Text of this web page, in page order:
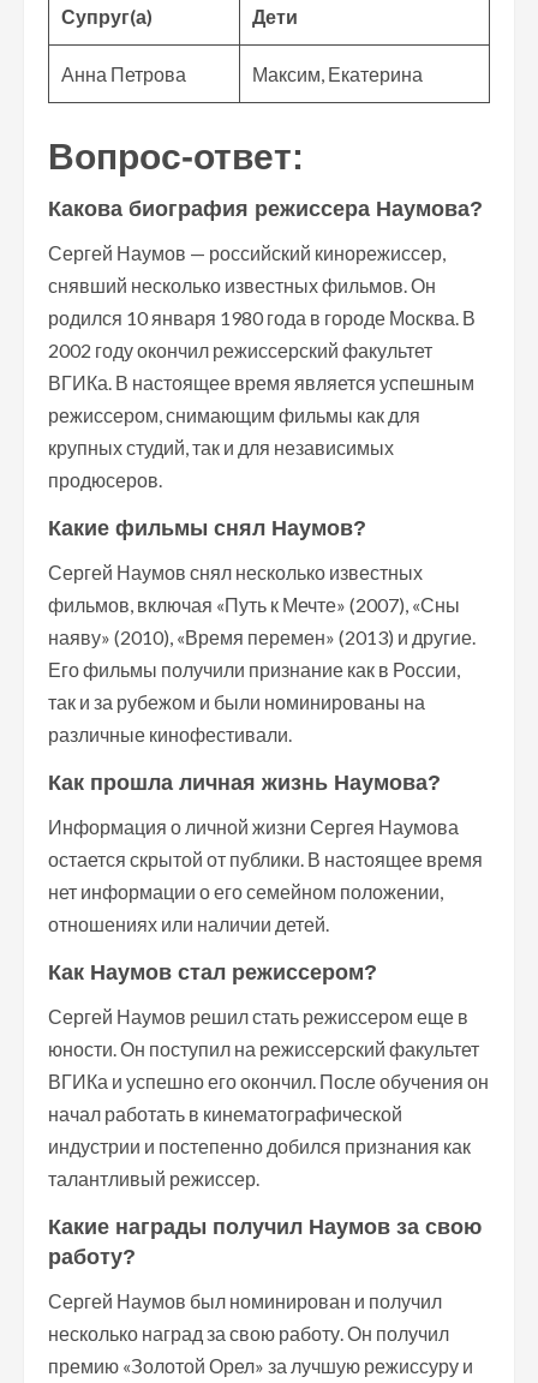
Супруг(а) Дети
Анна Петрова Максим, Екатерина
Вопрос-ответ:
Какова биография режиссера Наумова?
Сергей Наумов — российский кинорежиссер,
снявший несколько известных фильмов. Он
родился 10 января 1980 года в городе Москва. В
2002 году окончил режиссерский факультет
ВГИКа. В настоящее время является успешным
режиссером, снимающим фильмы как для
крупных студий, так и для независимых
продюсеров.
Какие фильмы снял Наумов?
Сергей Наумов снял несколько известных
фильмов, включая «Путь к Мечте» (2007), «Сны
наяву» (2010), «Время перемен» (2013) и другие.
Его фильмы получили признание как в России,
так и за рубежом и были номинированы на
различные кинофестивали.
Как прошла личная жизнь Наумова?
Информация о личной жизни Сергея Наумова
остается скрытой от публики. В настоящее время
нет информации о его семейном положении,
отношениях или наличии детей.
Как Наумов стал режиссером?
Сергей Наумов решил стать режиссером еще в
юности. Он поступил на режиссерский факультет
ВГИКа и успешно его окончил. После обучения он
начал работать в кинематографической
индустрии и постепенно добился признания как
талантливый режиссер.
Какие награды получил Наумов за свою
работу?
Сергей Наумов был номинирован и получил
несколько наград за свою работу. Он получил
премию «Золотой Орел» за лучшую режиссуру и